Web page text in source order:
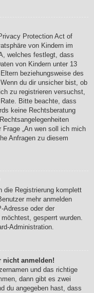
Protection Act of
von Kindern im
welches festlegt, dass
von Kindern unter 13
beziehungsweise des
du dir unsicher bist, ob
zu registrieren versuchst,
Bitte beachte, dass
keine Rechtsberatung
„An wen soll ich mich
Anfragen zu diesem
die Registrierung komplett
mehr anmelden
Adresse oder der
gesperrt wurden.
Administration.
nicht anmelden!
und das richtige
dann gibt es zwei
du angegeben hast, dass